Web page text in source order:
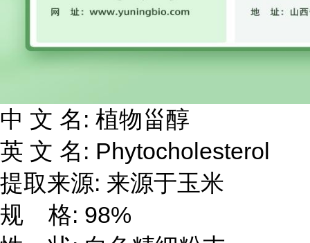
中 文 名: 植物甾醇
英 文 名: Phytocholesterol
提取来源: 来源于玉米
规 格: 98%